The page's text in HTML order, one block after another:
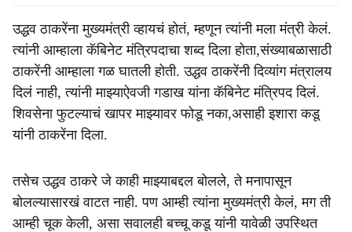
उद्धव ठाकरेंना मुख्यमंत्री व्हायचं होतं, म्हणून त्यांनी मला मंत्री केलं.
त्यांनी आम्हाला कॅबिनेट मंत्रिपदाचा शब्द दिला होता,संख्याबळासाठी
ठाकरेंनी आम्हाला गळ घातली होती. उद्धव ठाकरेंनी दिव्यांग मंत्रालय
दिलं नाही, त्यांनी माझ्याऐवजी गडाख यांना कॅबिनेट मंत्रिपद दिलं.
शिवसेना फुटल्याचं खापर माझ्यावर फोडू नका,असाही इशारा कडू
यांनी ठाकरेंना दिला.
तसेच उद्धव ठाकरे जे काही माझ्याबद्दल बोलले, ते मनापासून
बोलल्यासारखं वाटत नाही. पण आम्ही त्यांना मुख्यमंत्री केलं, मग ती
आम्ही चूक केली, असा सवालही बच्चू कडू यांनी यावेळी उपस्थित